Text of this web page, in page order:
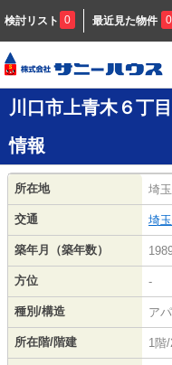
検討リスト 0 最近見た物件 0
川口市上青木６丁
情報
所在地 埼
交通 埼
築年月（築年数）
方位 -
種別/構造 ア
所在階/階建 1階